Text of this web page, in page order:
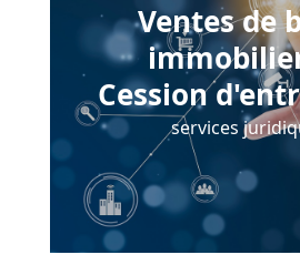
Ventes de
Cession
services